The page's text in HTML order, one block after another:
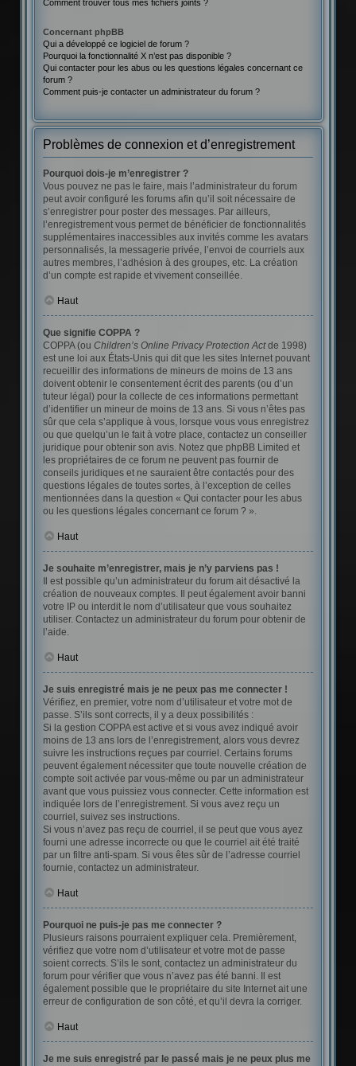
Comment trouver tous mes fichiers joints ?
Concernant phpBB
Qui a développé ce logiciel de forum ?
Pourquoi la fonctionnalité X n’est pas disponible ?
Qui contacter pour les abus ou les questions légales concernant ce
forum ?
Comment puis-je contacter un administrateur du forum ?
Problèmes de connexion et d’enregistrement
Pourquoi dois-je m’enregistrer ?
Vous pouvez ne pas le faire, mais l’administrateur du forum
peut avoir configuré les forums afin qu’il soit nécessaire de
s’enregistrer pour poster des messages. Par ailleurs,
l’enregistrement vous permet de bénéficier de fonctionnalités
supplémentaires inaccessibles aux invités comme les avatars
personnalisés, la messagerie privée, l’envoi de courriels aux
autres membres, l’adhésion à des groupes, etc. La création
d’un compte est rapide et vivement conseillée.
Haut
Que signifie COPPA ?
COPPA (ou Children’s Online Privacy Protection Actde 1998)
est une loi aux États-Unis qui dit que les sites Internet pouvant
recueillir des informations de mineurs de moins de 13 ans
doivent obtenir le consentement écrit des parents (ou d’un
tuteur légal) pour la collecte de ces informations permettant
d’identifier un mineur de moins de 13 ans. Si vous n’êtes pas
sûr que cela s’applique à vous, lorsque vous vous enregistrez
ou que quelqu’un le fait à votre place, contactez un conseiller
juridique pour obtenir son avis. Notez que phpBB Limited et
les propriétaires de ce forum ne peuvent pas fournir de
conseils juridiques et ne sauraient être contactés pour des
questions légales de toutes sortes, à l’exception de celles
mentionnées dans la question « Qui contacter pour les abus
ou les questions légales concernant ce forum ? ».
Haut
Je souhaite m’enregistrer, mais je n’y parviens pas !
Il est possible qu’un administrateur du forum ait désactivé la
création de nouveaux comptes. Il peut également avoir banni
votre IP ou interdit le nom d’utilisateur que vous souhaitez
utiliser. Contactez un administrateur du forum pour obtenir de
l’aide.
Haut
Je suis enregistré mais je ne peux pas me connecter !
Vérifiez, en premier, votre nom d’utilisateur et votre mot de
passe. S’ils sont corrects, il y a deux possibilités :
Si la gestion COPPA est active et si vous avez indiqué avoir
moins de 13 ans lors de l’enregistrement, alors vous devrez
suivre les instructions reçues par courriel. Certains forums
peuvent également nécessiter que toute nouvelle création de
compte soit activée par vous-même ou par un administrateur
avant que vous puissiez vous connecter. Cette information est
indiquée lors de l’enregistrement. Si vous avez reçu un
courriel, suivez ses instructions.
Si vous n’avez pas reçu de courriel, il se peut que vous ayez
fourni une adresse incorrecte ou que le courriel ait été traité
par un filtre anti-spam. Si vous êtes sûr de l’adresse courriel
fournie, contactez un administrateur.
Haut
Pourquoi ne puis-je pas me connecter ?
Plusieurs raisons pourraient expliquer cela. Premièrement,
vérifiez que votre nom d’utilisateur et votre mot de passe
soient corrects. S’ils le sont, contactez un administrateur du
forum pour vérifier que vous n’avez pas été banni. Il est
également possible que le propriétaire du site Internet ait une
erreur de configuration de son côté, et qu’il devra la corriger.
Haut
Je me suis enregistré par le passé mais je ne peux plus me